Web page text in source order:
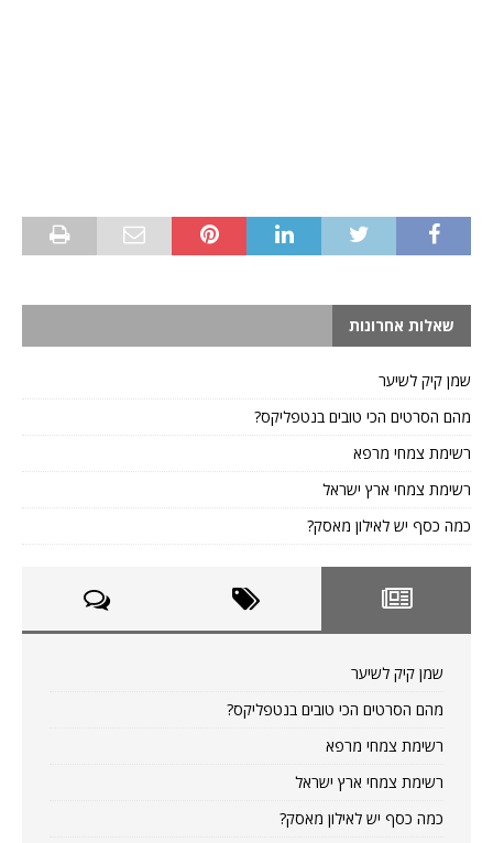
שאלות אחרונות
שמן קיק לשיער
מהם הסרטים הכי טובים בנטפליקס?
רשימת צמחי מרפא
רשימת צמחי ארץ ישראל
כמה כסף יש לאילון מאסק?
שמן קיק לשיער
מהם הסרטים הכי טובים בנטפליקס?
רשימת צמחי מרפא
רשימת צמחי ארץ ישראל
כמה כסף יש לאילון מאסק?